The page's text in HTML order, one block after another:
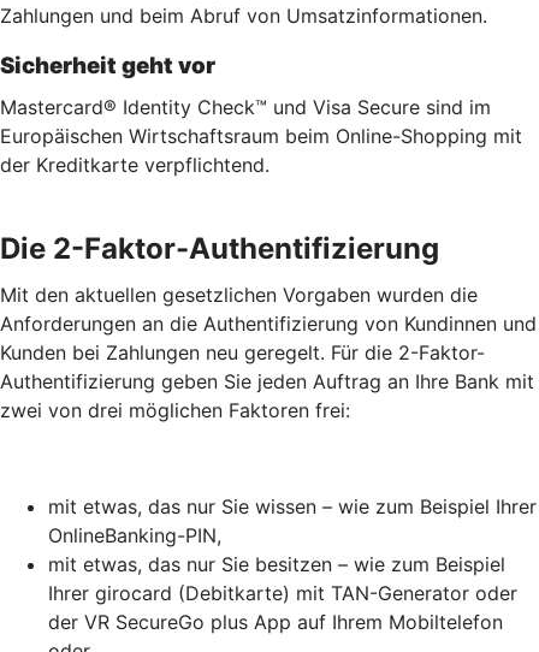
Zahlungen und beim Abruf von Umsatzinformationen.
Sicherheit geht vor
Mastercard® Identity Check™ und Visa Secure sind im
Europäischen Wirtschaftsraum beim Online-Shopping mit
der Kreditkarte verpflichtend.
Die 2-Faktor-Authentifizierung
Mit den aktuellen gesetzlichen Vorgaben wurden die
Anforderungen an die Authentifizierung von Kundinnen und
Kunden bei Zahlungen neu geregelt. Für die 2-Faktor-
Authentifizierung geben Sie jeden Auftrag an Ihre Bank mit
zwei von drei möglichen Faktoren frei:
mit etwas, das nur Sie wissen – wie zum Beispiel Ihrer
OnlineBanking-PIN,
mit etwas, das nur Sie besitzen – wie zum Beispiel
Ihrer girocard (Debitkarte) mit TAN-Generator oder
der VR SecureGo plus App auf Ihrem Mobiltelefon